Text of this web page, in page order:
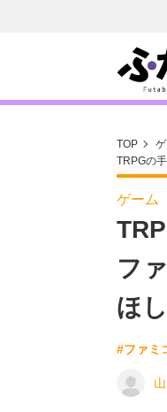
TOP
TRPGの
ゲーム
フ
ほ
#ファミ